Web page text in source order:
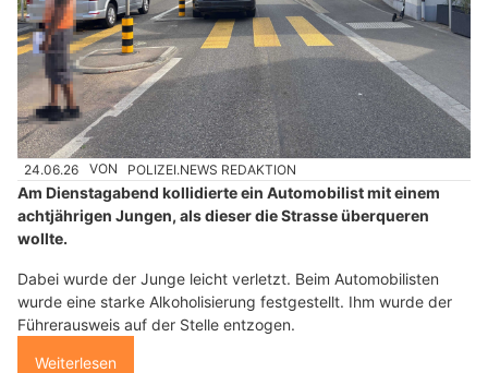
24.06.26 VON POLIZEI.NEWS REDAKTION
Am Dienstagabend kollidierte ein Automobilist mit einem
achtjährigen Jungen, als dieser die Strasse überqueren
wollte.
Dabei wurde der Junge leicht verletzt. Beim Automobilisten
wurde eine starke Alkoholisierung festgestellt. Ihm wurde der
Führerausweis auf der Stelle entzogen.
Weiterlesen